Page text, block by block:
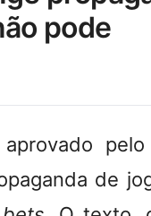
pode
de